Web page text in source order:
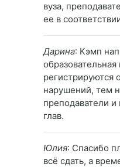
вуза,
ее в
Дарина: Кэмп
регистрируются
нарушений, тем
преподаватели
глав.
Юлия: Спасибо
всё сдать, а